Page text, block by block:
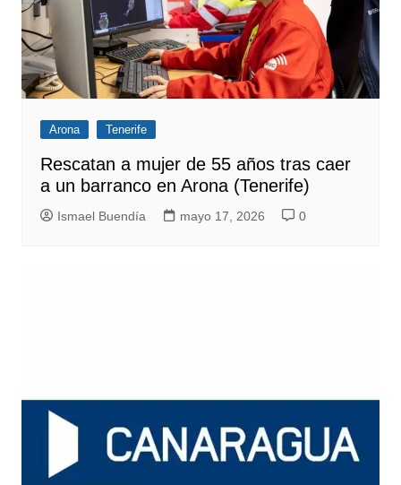
Arona Tenerife
Rescatan a mujer de 55 años tras caer
a un barranco en Arona (Tenerife)
Ismael Buendía mayo 17, 2026 0